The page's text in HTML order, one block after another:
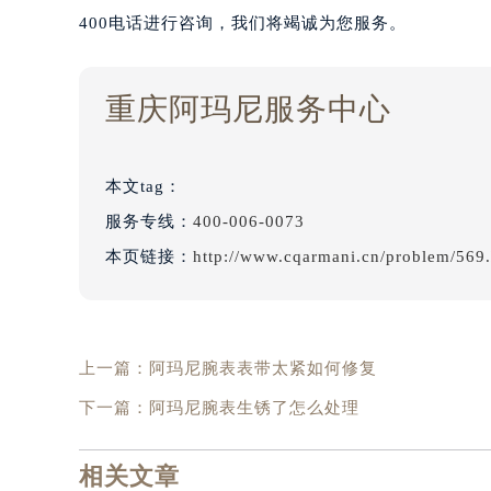
400电话进行咨询，我们将竭诚为您服务。
重庆阿玛尼服务中心
本文tag：
服务专线： 400-006-0073
本页链接： http://www.cqarmani.cn/problem/
上一篇： 阿玛尼腕表表带太紧如何修复
下一篇： 阿玛尼腕表生锈了怎么处理
相关文章